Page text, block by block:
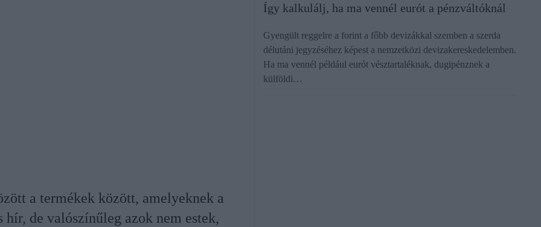
a termékek között, amelyeknek a
de valószínűleg azok nem estek,
Így kalkulálj, ha ma vennél eurót a pénzváltóknál
Gyengült reggelre a forint a főbb devizákkal szemben a szerda
délutáni jegyzéséhez képest a nemzetközi devizakereskedelemben.
Ha ma vennél például eurót vésztartaléknak, dugipénznek a
külföldi…